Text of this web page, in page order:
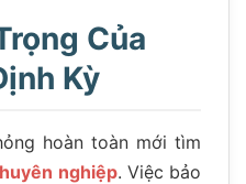
Của
Kỳ
hoàn toàn mới tìm
nghiệp. Việc bảo